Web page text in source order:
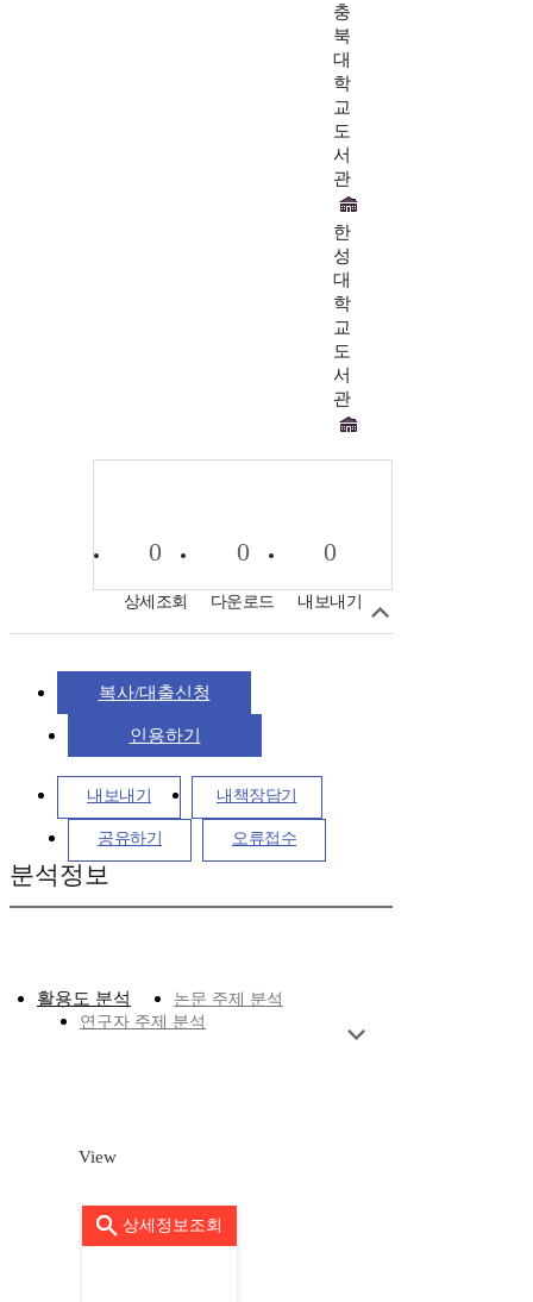
충
북
대
학
교
도
서
관
한
성
대
학
교
도
서
관
0
상세조회
0
다운로드
0
내보내기
복사/대출신청
인용하기
내보내기 내책장담기
공유하기 오류접수
분석정보
활용도 분석
논문 주제 분석
연구자 주제 분석
View
상세정보조회